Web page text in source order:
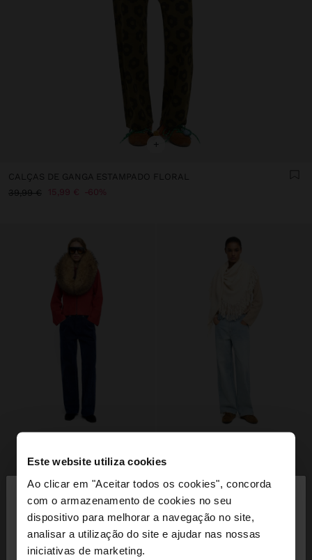
Este website utiliza cookies
Ao clicar em "Aceitar todos os cookies", concorda
com o armazenamento de cookies no seu
dispositivo para melhorar a navegação no site,
analisar a utilização do site e ajudar nas nossas
iniciativas de marketing.
Está a aceder ao site a partir de Portugal. Deseja
navegar no nosso site United States?
+
CALÇAS DE GANGA ESTAMPADO FLORAL
39,99 €
15,99 € 60%